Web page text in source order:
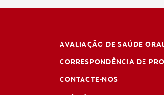
AVALIAÇÃO DE SAÚDE
CORRESPONDÊNCIA DE
CONTACTE-NOS